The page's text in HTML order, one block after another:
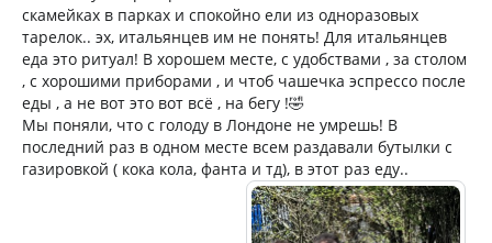
скамейках в парках и спокойно ели из одноразовых
тарелок.. эх, итальянцев им не понять! Для итальянцев
еда это ритуал! В хорошем месте, с удобствами , за столом
, с хорошими приборами , и чтоб чашечка эспрессо после
еды , а не вот это вот всё , на бегу !🤣
Мы поняли, что с голоду в Лондоне не умрешь! В
последний раз в одном месте всем раздавали бутылки с
газировкой ( кока кола, фанта и тд), в этот раз еду..